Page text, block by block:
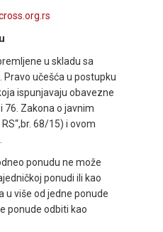
.org .rs
u skladu sa
učešća u postupku
ispunjavaju obavezne
76. Zakona o javnim
68/15) i ovom
ponudu ne može
ponudi ili kao
u više od jedne ponude
ponude odbiti kao